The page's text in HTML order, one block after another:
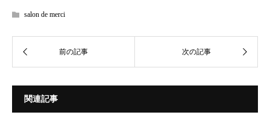
salon de merci
関連記事